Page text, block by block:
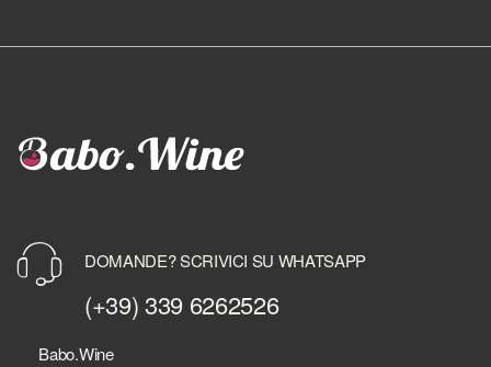
DOMANDE? SCRIVICI SU WHATSAPP
(+39) 339 6262526
Babo.Wine